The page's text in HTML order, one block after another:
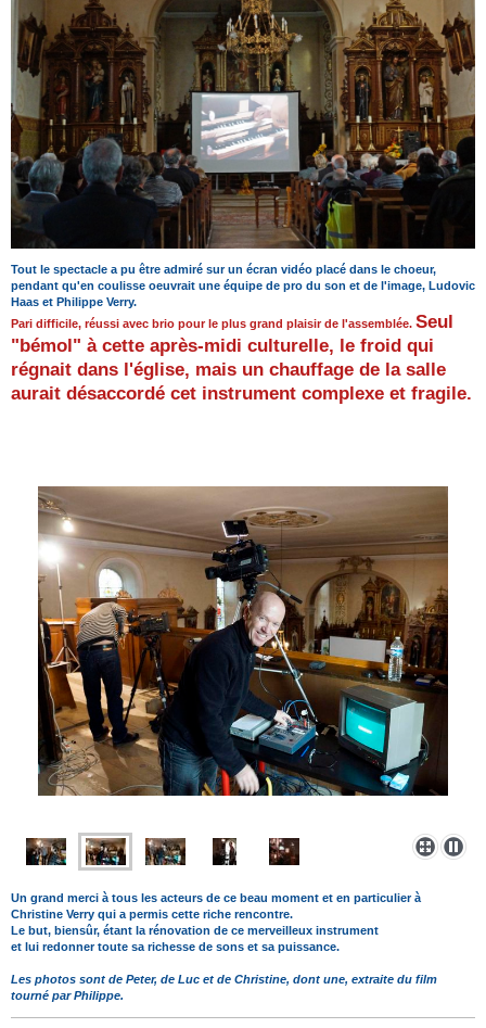
Tout le spectacle a pu être admiré sur un écran vidéo placé dans le choeur,
pendant qu'en coulisse oeuvrait une équipe de pro du son et de l'image, Ludovic
Haas et Philippe Verry.
Pari difficile, réussi avec brio pour le plus grand plaisir de l'assemblée. Seul
"bémol" à cette après-midi culturelle, le froid qui
régnait dans l'église, mais un chauffage de la salle
aurait désaccordé cet instrument complexe et fragile.
Un grand merci à tous les acteurs de ce beau moment et en particulier à
Christine Verry qui a permis cette riche rencontre.
Le but, biensûr, étant la rénovation de ce merveilleux instrument
et lui redonner toute sa richesse de sons et sa puissance.
Les photos sont de Peter, de Luc et de Christine, dont une, extraite du film
tourné par Philippe.